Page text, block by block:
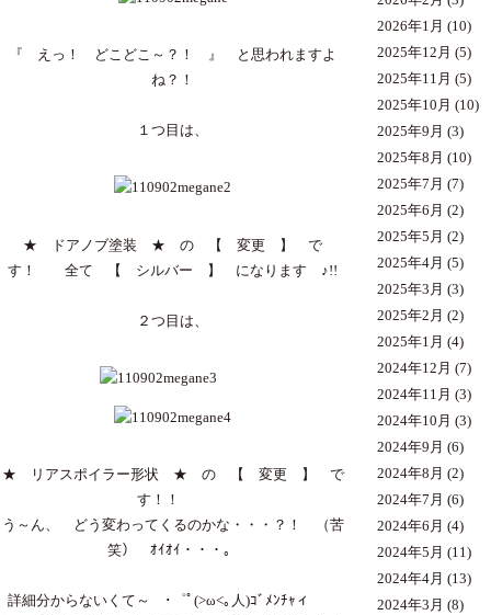
『 えっ！ どこどこ～？！ 』 と思われますよ
ね？！
１つ目は、
★ ドアノブ塗装 ★ の 【 変更 】 で
す！ 全て 【 シルバー 】 になります ♪!!
２つ目は、
★ リアスポイラー形状 ★ の 【 変更 】 で
す！！
う～ん、 どう変わってくるのかな・・・？！ （苦
笑） ｵｲｵｲ・・・。
詳細分からないくて～ ･゜ﾟ(>ω<｡人)ｺﾞﾒﾝﾁｬィ
2026年1月 (10)
2025年12月 (5)
2025年11月 (5)
2025年10月 (10)
2025年9月 (3)
2025年8月 (10)
2025年7月 (7)
2025年6月 (2)
2025年5月 (2)
2025年4月 (5)
2025年3月 (3)
2025年2月 (2)
2025年1月 (4)
2024年12月 (7)
2024年11月 (3)
2024年10月 (3)
2024年9月 (6)
2024年8月 (2)
2024年7月 (6)
2024年6月 (4)
2024年5月 (11)
2024年4月 (13)
2024年3月 (8)